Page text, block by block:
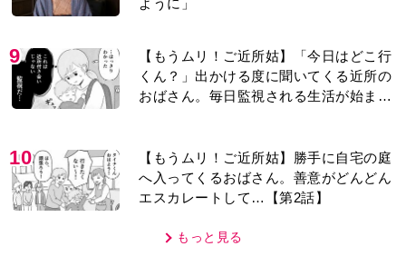
9
【もうムリ！ご近所姑】「今日はどこ行
くん？」出かける度に聞いてくる近所の
おばさん。毎日監視される生活が始ま
10
【もうムリ！ご近所姑】勝手に自宅の庭
へ入ってくるおばさん。善意がどんどん
エスカレートして…【第2話】
もっと見る